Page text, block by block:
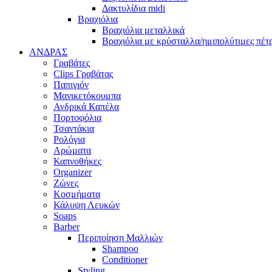
Δακτυλίδια midi
Βραχιόλια
Βραχιόλια μεταλλικά
Βραχιόλια με κρύσταλλα/ημιπολύτιμες
ΑΝΔΡΑΣ
Γραβάτες
Clips Γραβάτας
Παπιγιόν
Μανικετόκουμπα
Ανδρικά Καπέλα
Πορτοφόλια
Τσαντάκια
Ρολόγια
Αρώματα
Καπνοθήκες
Organizer
Ζώνες
Κοσμήματα
Κάλυψη Λευκών
Soaps
Barber
Περιποίηση Μαλλιών
Shampoo
Conditioner